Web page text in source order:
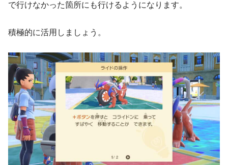
で行けなかった箇所にも行けるようになります。
積極的に活用しましょう。